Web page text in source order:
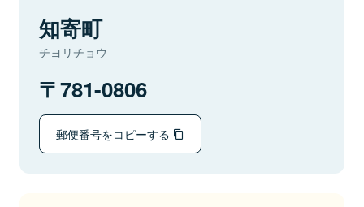
知寄町
チヨリチョウ
781-0806
郵便番号をコピーする